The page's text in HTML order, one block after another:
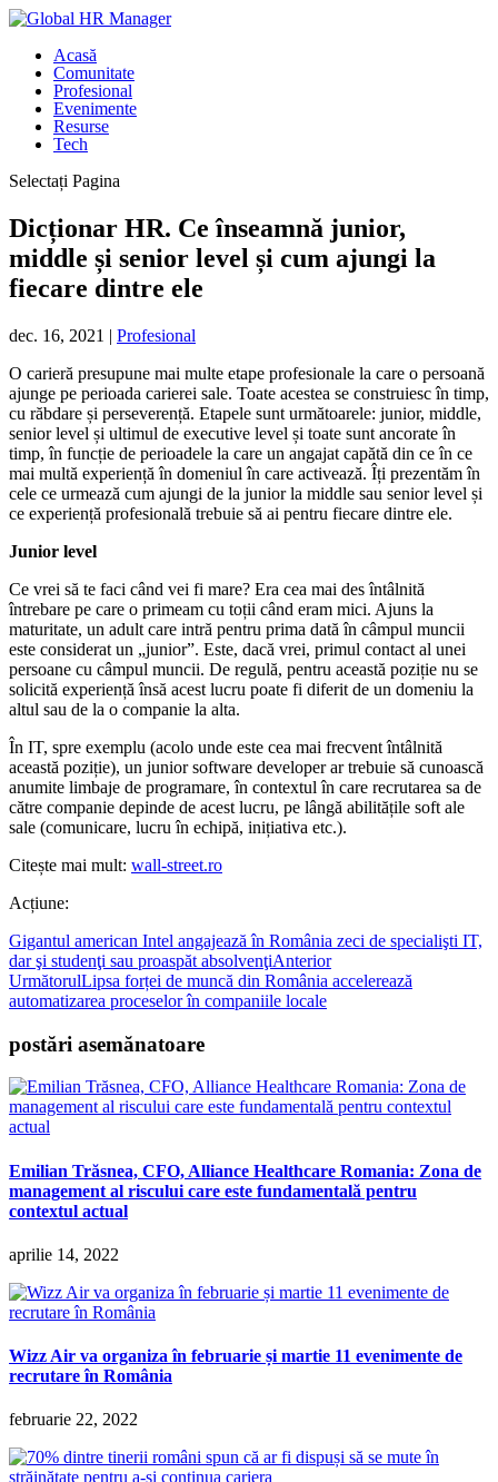
Acasă
Comunitate
Profesional
Evenimente
Resurse
Tech
Selectați Pagina
Dicționar HR. Ce înseamnă junior,
middle și senior level și cum ajungi la
fiecare dintre ele
dec. 16, 2021 | Profesional
O carieră presupune mai multe etape profesionale la care o persoană
ajunge pe perioada carierei sale. Toate acestea se construiesc în timp,
cu răbdare și perseverență. Etapele sunt următoarele: junior, middle,
senior level și ultimul de executive level și toate sunt ancorate în
timp, în funcție de perioadele la care un angajat capătă din ce în ce
mai multă experiență în domeniul în care activează. Îți prezentăm în
cele ce urmează cum ajungi de la junior la middle sau senior level și
ce experiență profesională trebuie să ai pentru fiecare dintre ele.
Junior level
Ce vrei să te faci când vei fi mare? Era cea mai des întâlnită
întrebare pe care o primeam cu toții când eram mici. Ajuns la
maturitate, un adult care intră pentru prima dată în câmpul muncii
este considerat un „junior”. Este, dacă vrei, primul contact al unei
persoane cu câmpul muncii. De regulă, pentru această poziție nu se
solicită experiență însă acest lucru poate fi diferit de un domeniu la
altul sau de la o companie la alta.
În IT, spre exemplu (acolo unde este cea mai frecvent întâlnită
această poziție), un junior software developer ar trebuie să cunoască
anumite limbaje de programare, în contextul în care recrutarea sa de
către companie depinde de acest lucru, pe lângă abilitățile soft ale
sale (comunicare, lucru în echipă, inițiativa etc.).
Citește mai mult: wall-street.ro
Acțiune:
Gigantul american Intel angajează în România zeci de specialişti IT,
dar şi studenţi sau proaspăt absolvenţiAnterior
UrmătorulLipsa forței de muncă din România accelerează
automatizarea proceselor în companiile locale
postări asemănatoare
Emilian Trăsnea, CFO, Alliance Healthcare Romania: Zona de
management al riscului care este fundamentală pentru
contextul actual
aprilie 14, 2022
Wizz Air va organiza în februarie și martie 11 evenimente de
recrutare în România
februarie 22, 2022